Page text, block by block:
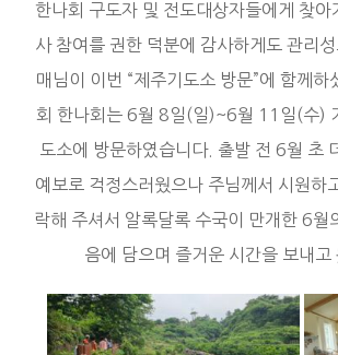
한나회 구도자 및 전도대상자들에게 찾아
사 참여를 권한 덕분에 감사하게도 관리
매님이 이번 “제주기도소 방문”에 함께하
회 한나회는 6월 8일(일)~6월 11일(수)
도소에 방문하였습니다. 출발 전 6월 초
예보로 걱정스러웠으나 주님께서 시원하
락해 주셔서 알록달록 수국이 만개한 6월
음에 담으며 즐거운 시간을 보내고